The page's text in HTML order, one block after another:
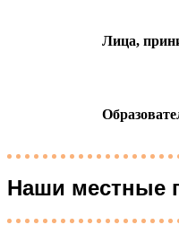
Лица,
Наши местные